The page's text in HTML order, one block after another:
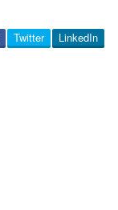
LinkedIn
Twitter